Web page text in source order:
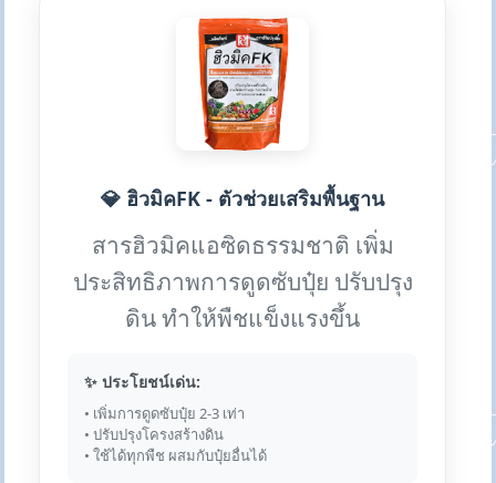
💎 ฮิวมิคFK - ตัวช่วยเสริมพื้นฐาน
สารฮิวมิคแอซิดธรรมชาติ เพิ่ม
ประสิทธิภาพการดูดซับปุ๋ย ปรับปรุง
ดิน ทำให้พืชแข็งแรงขึ้น
✨ ประโยชน์เด่น:
• เพิ่มการดูดซับปุ๋ย 2-3 เท่า
• ปรับปรุงโครงสร้างดิน
• ใช้ได้ทุกพืช ผสมกับปุ๋ยอื่นได้